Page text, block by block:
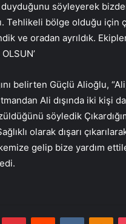
söyleyerek
Tehlikeli bölge olduğu için
ve oradan ayrıldık.
belirten Güçlü Alioğlu,
Ali dışında iki kişi
söyledik
olarak dışarı
gelip bize yardım
PinterestReddit VKontakte